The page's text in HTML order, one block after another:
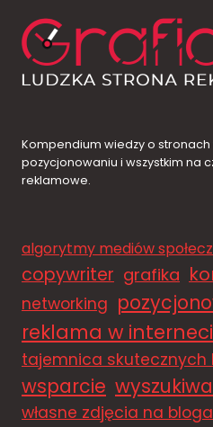
Kompendium wiedzy o
pozycjonowaniu i wszystkim na
reklamowe.
algorytmy mediów
copywriter grafika
networking
reklama w
tajemnica skutecznych
wsparcie
własne zdjęcia na bloga